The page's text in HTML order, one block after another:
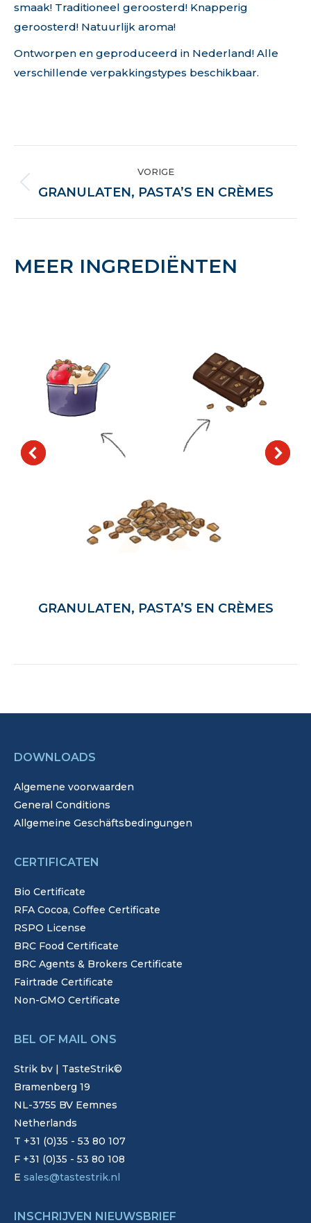
smaak! Traditioneel geroosterd! Knapperig
geroosterd! Natuurlijk aroma!
Ontworpen en geproduceerd in Nederland! Alle
verschillende verpakkingstypes beschikbaar.
NAVIGATION
VORIGE
Previous
GRANULATEN, PASTA’S EN CRÈMES
MEER INGREDIËNTEN
GRANULATEN, PASTA’S EN CRÈMES
DOWNLOADS
Algemene voorwaarden
General Conditions
Allgemeine Geschäftsbedingungen
CERTIFICATEN
Bio Certificate
RFA Cocoa, Coffee Certificate
RSPO License
BRC Food Certificate
BRC Agents & Brokers Certificate
Fairtrade Certificate
Non-GMO Certificate
BEL OF MAIL ONS
Strik bv | TasteStrik©
Bramenberg 19
NL-3755 BV Eemnes
Netherlands
T +31 (0)35 - 53 80 107
F +31 (0)35 - 53 80 108
E sales@tastestrik.nl
INSCHRIJVEN NIEUWSBRIEF